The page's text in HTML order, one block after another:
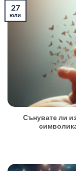
Сънувате ли
27
юли